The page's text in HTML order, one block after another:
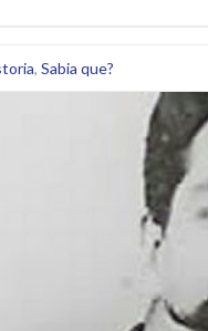
, Sabia que?